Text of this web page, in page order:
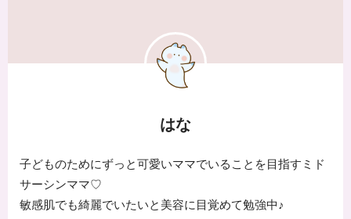
はな
子どものためにずっと可愛いママでいることを目指すミド
サーシンママ♡
敏感肌でも綺麗でいたいと美容に目覚めて勉強中♪